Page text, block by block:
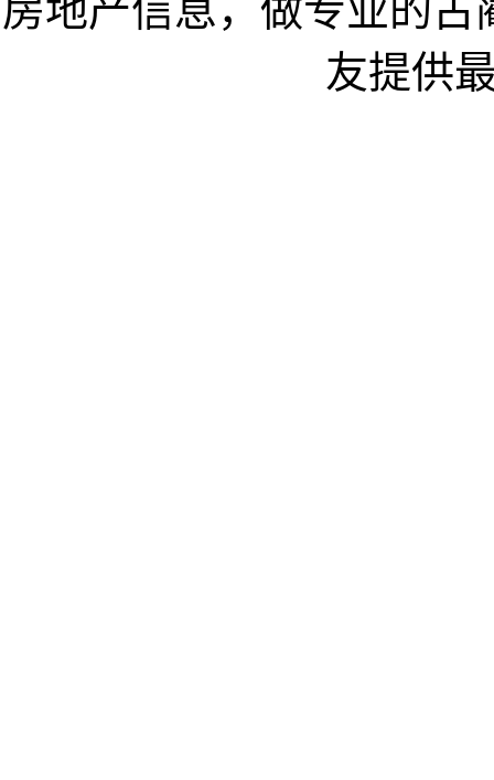
房地产信息，做专业的
友提供